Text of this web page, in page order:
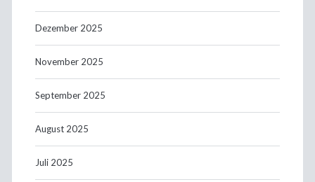
Dezember 2025
November 2025
September 2025
August 2025
Juli 2025